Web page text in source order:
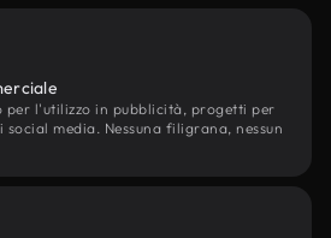
per l'utilizzo in pubblicità, progetti per
media. Nessuna filigrana, nessun